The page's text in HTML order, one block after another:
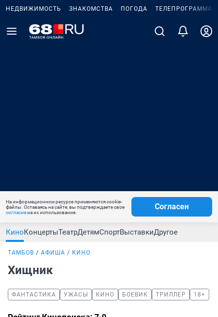
НЕДВИЖИМОСТЬ ЗНАКОМСТВА ПОГОДА ТЕЛЕПРОГРАММА
На информационном ресурсе применяются cookie-
файлы. Оставаясь на сайте, вы подтверждаете свое
согласиена их использование.
Согласен
КиноКонцертыТеатрДетямСпортВыставкиДругое
ТАМБОВ АФИША КИНО
Хищник
ФАНТАСТИКА УЖАСЫ КИНО БОЕВИК ТРИЛЛЕР 18+